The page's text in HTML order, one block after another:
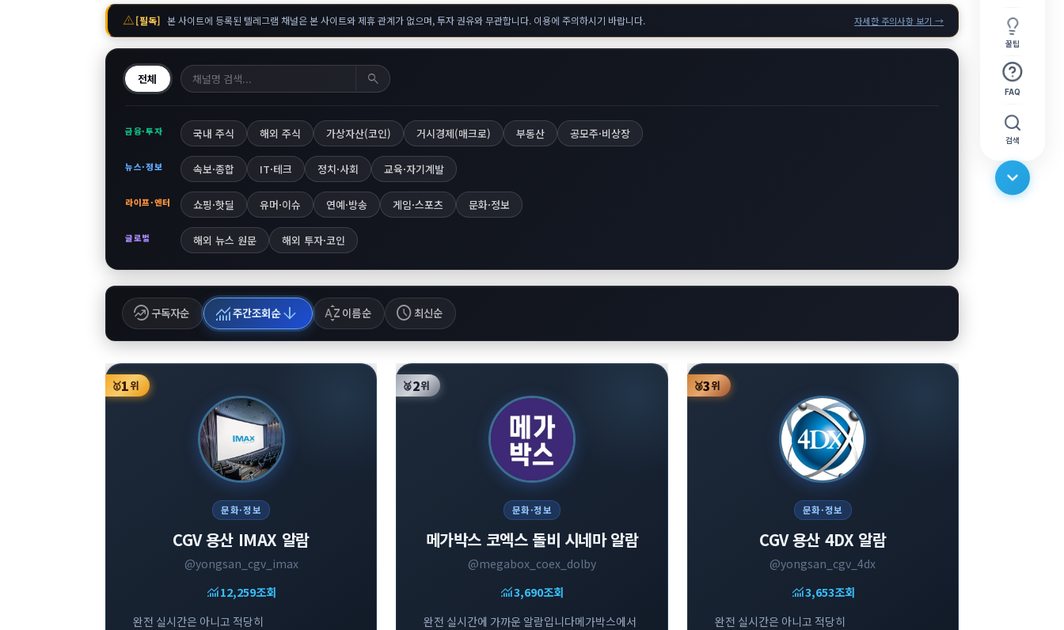
꿀팁
FAQ
검색
warning[필독] 본 사이트에 등록된 텔레그램 채널은 본 사이트와 제휴 관계가 없으며, 투자 권유와 무관합니다. 이용에 주의하시기 바랍니다. 자세한 주의사항 보기 →
전체 search
금융·투자 국내 주식 해외 주식 가상자산(코인) 거시경제(매크로) 부동산 공모주·비상장
뉴스·정보 속보·종합 IT·테크 정치·사회 교육·자기계발
라이프·엔터 쇼핑·핫딜 유머·이슈 연예·방송 게임·스포츠 문화·정보
글로벌 해외 뉴스 원문 해외 투자·코인
whatshot구독자순 monitoring주간조회순arrow_downward sort_by_alpha 이름순 schedule 최신순
🥇1위
문화·정보
CGV 용산 IMAX 알람
@yongsan_cgv_imax
monitoring12,259조회
완전 실시간은 아니고 적당히
🥈2위
문화·정보
메가박스 코엑스 돌비 시네마 알람
@megabox_coex_dolby
monitoring3,690조회
완전 실시간에 가까운 알람입니다메가박스에서
🥉3위
문화·정보
CGV 용산 4DX 알람
@yongsan_cgv_4dx
monitoring3,653조회
완전 실시간은 아니고 적당히